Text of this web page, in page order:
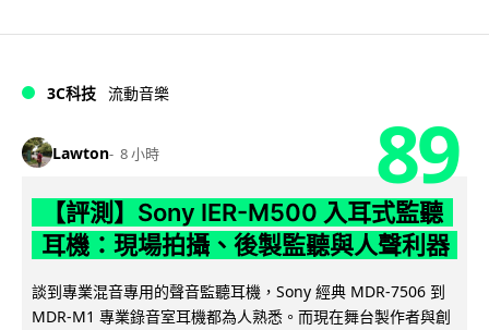
3C科技 流動音樂
Lawton 8 小時 89
【評測】Sony IER-M500 入耳式監聽
耳機：現場拍攝、後製監聽與人聲利器
談到專業混音專用的聲音監聽耳機，Sony 經典 MDR-7506 到
MDR-M1 專業錄音室耳機都為人熟悉。而現在舞台製作者與創